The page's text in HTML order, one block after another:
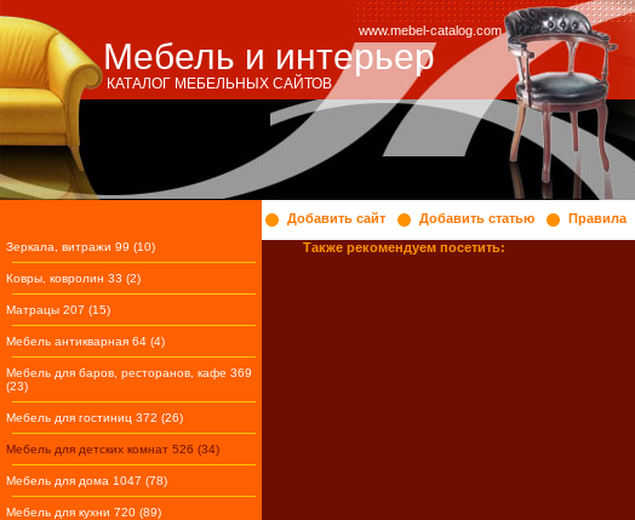
Мебель и интерьер
www.mebel-catalog.com
КАТАЛОГ МЕБЕЛЬНЫХ САЙТОВ
Зеркала, витражи 99 (10)
Ковры, ковролин 33 (2)
Матрацы 207 (15)
Мебель антикварная 64 (4)
Мебель для баров, ресторанов, кафе 369
(23)
Мебель для гостиниц 372 (26)
Мебель для детских комнат 526 (34)
Мебель для дома 1047 (78)
Мебель для кухни 720 (89)
Добавить сайт Добавить статью Правила
Также рекомендуем посетить: